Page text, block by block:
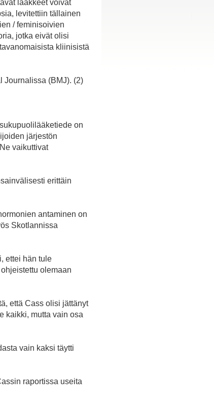
lääkkeet voivat
levitettiin tällainen
/ feminisoivien
jotka eivät olisi
kliinisistä
Journalissa (BMJ). (2)
on
järjestön
vaikuttivat
erittäin
antaminen on
Skotlannissa
ettei hän tule
olemaan
että Cass olisi jättänyt
kaikki, mutta vain osa
vain kaksi täytti
raportissa useita